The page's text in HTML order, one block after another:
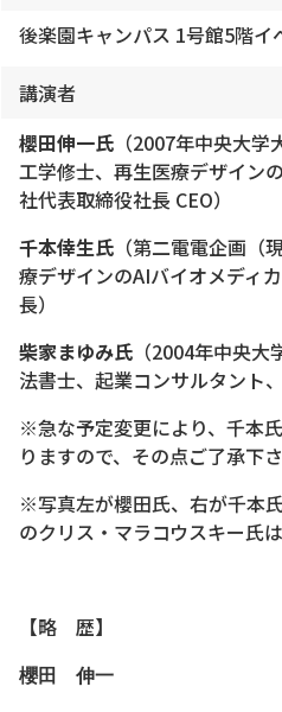
後楽園キャンパス 1号館5階イ
講演者
櫻田伸一氏 （2007年中央大
工学修士、再生医療デザイン
社代表取締役社長 CEO）
千本倖⽣氏 （第⼆電電企画
療デザインのAIバイオメディ
長）
柴家まゆみ氏 （2004年中央
法書士、起業コンサルタント
※急な予定変更により、千本
りますので、その点ご了承下さ
※写真左が櫻田氏、右が千本
のクリス・マラコウスキー氏
【略 歴】
櫻田 伸一